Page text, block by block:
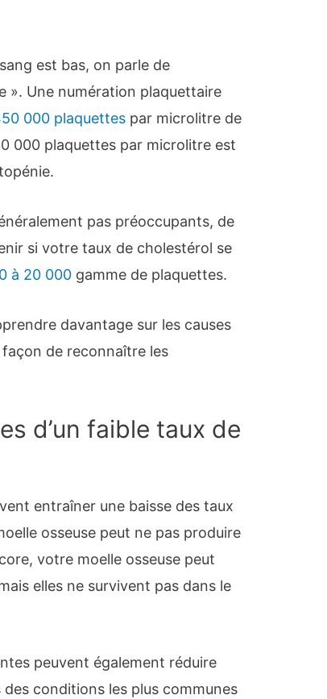
est bas, on parle de
». Une numération plaquettaire
000 plaquettes par microlitre de
000 plaquettes par microlitre est
pas préoccupants, de
si votre taux de cholestérol se
à 20 000 gamme de plaquettes.
davantage sur les causes
façon de reconnaître les
d’un faible taux de
entraîner une baisse des taux
osseuse peut ne pas produire
votre moelle osseuse peut
elles ne survivent pas dans le
peuvent également réduire
conditions les plus communes